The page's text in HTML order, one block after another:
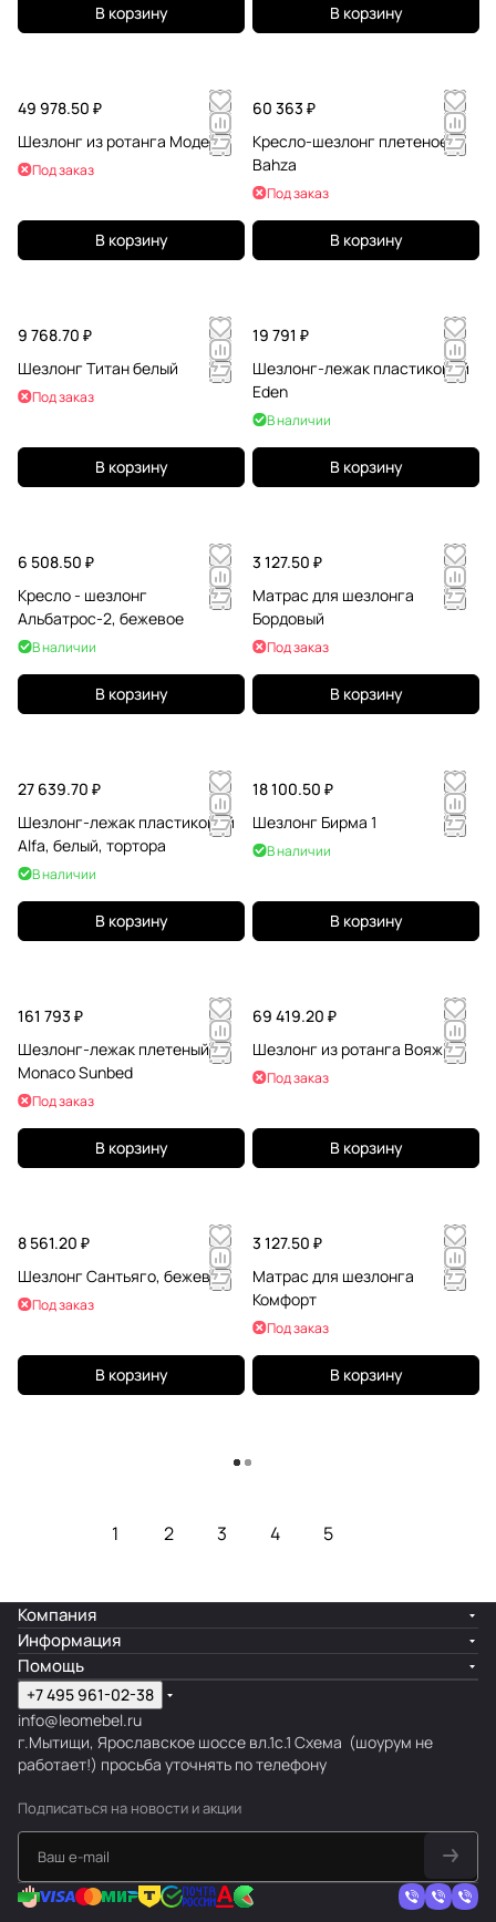
В корзину В корзину
49 978.50 ₽
Шезлонг из ротанга Модерн
Под заказ
В корзину
60 363 ₽
Кресло-шезлонг плетеное
Bahza
Под заказ
В корзину
9 768.70 ₽
Шезлонг Титан белый
Под заказ
В корзину
19 791 ₽
Шезлонг-лежак пластиковый
Eden
В наличии
В корзину
6 508.50 ₽
Кресло - шезлонг
Альбатрос-2, бежевое
В наличии
В корзину
3 127.50 ₽
Матрас для шезлонга
Бордовый
Под заказ
В корзину
27 639.70 ₽
Шезлонг-лежак пластиковый
Alfa, белый, тортора
В наличии
В корзину
18 100.50 ₽
Шезлонг Бирма 1
В наличии
В корзину
161 793 ₽
Шезлонг-лежак плетеный
Monaco Sunbed
Под заказ
В корзину
69 419.20 ₽
Шезлонг из ротанга Вояж
Под заказ
В корзину
8 561.20 ₽
Шезлонг Сантьяго, бежевый
Под заказ
В корзину
3 127.50 ₽
Матрас для шезлонга
Комфорт
Под заказ
В корзину
Загрузить еще
1 2 3 4 5
Компания
Информация
Помощь
+7 495 961-02-38
info@leomebel.ru
г.Мытищи, Ярославское шоссе вл.1с.1 Схема (шоурум не
работает!) просьба уточнять по телефону
Подписаться на новости и акции